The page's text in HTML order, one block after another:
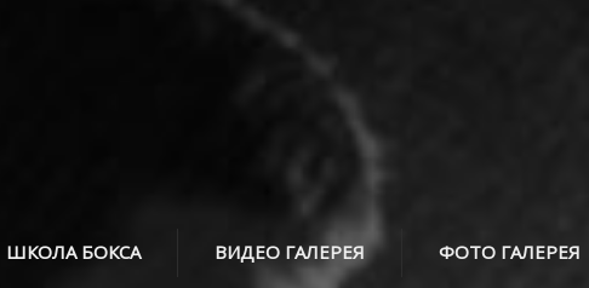
ШКОЛА БОКСА ВИДЕО ГАЛЕРЕЯ ФОТО ГАЛЕРЕЯ